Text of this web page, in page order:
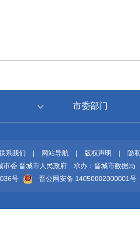
市委部门
系我们 | 网站导航 | 版权声明 |
隐
市委 晋城市人民政府
承办：晋城市数据局
号
晋公网安备 14050002000001号